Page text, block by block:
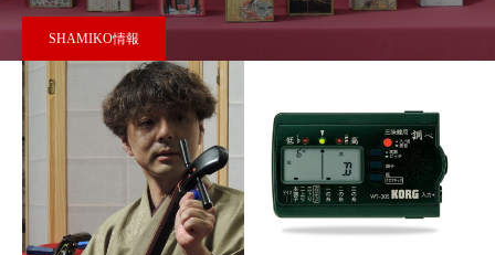
SHAMIKO情報